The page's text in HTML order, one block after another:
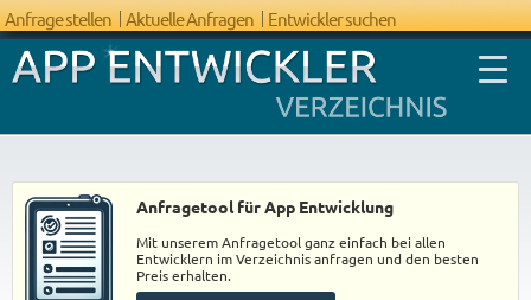
Anfrage stellen Aktuelle Anfragen Entwickler suchen
Anfragetool für App Entwicklung
Mit unserem Anfragetool ganz einfach bei allen
Entwicklern im Verzeichnis anfragen und den besten
Preis erhalten.